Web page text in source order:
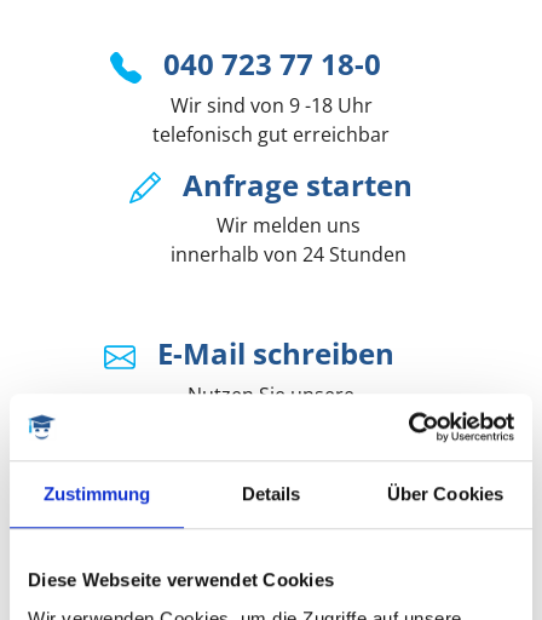
Zustimmung Details Über Cookies
Diese Webseite verwendet Cookies
040 723 77 18-0
Wir sind von 9 -18 Uhr
telefonisch gut erreichbar
Anfrage starten
Wir melden uns
innerhalb von 24 Stunden
E-Mail schreiben
Nutzen Sie unsere
ANDERE LEKTOREN UND COACHES